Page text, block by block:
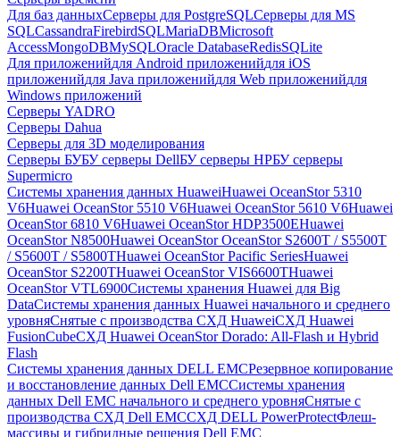
Для баз данныхСерверы для PostgreSQLСерверы для MS
SQLCassandraFirebirdSQLMariaDBMicrosoft
AccessMongoDBMySQLOracle DatabaseRedisSQLite
Для приложенийдля Android приложенийдля iOS
приложенийдля Java приложенийдля Web приложенийдля
Windows приложений
Серверы YADRO
Серверы Dahua
Серверы для 3D моделирования
Серверы БУБУ серверы DellБУ серверы HPБУ серверы
Supermicro
Системы хранения данных HuaweiHuawei OceanStor 5310
V6Huawei OceanStor 5510 V6Huawei OceanStor 5610 V6Huawei
OceanStor 6810 V6Huawei OceanStor HDP3500EHuawei
OceanStor N8500Huawei OceanStor OceanStor S2600T / S5500T
/ S5600T / S5800THuawei OceanStor Pacific SeriesHuawei
OceanStor S2200THuawei OceanStor VIS6600THuawei
OceanStor VTL6900Системы хранения Huawei для Big
DataСистемы хранения данных Huawei начального и среднего
уровняСнятые с производства СХД HuaweiСХД Huawei
FusionCubeСХД Huawei OceanStor Dorado: All-Flash и Hybrid
Flash
Системы хранения данных DELL EMCРезервное копирование
и восстановление данных Dell EMCСистемы хранения
данных Dell EMC начального и среднего уровняСнятые с
производства СХД Dell EMCСХД DELL PowerProtectФлеш-
массивы и гибридные решения Dell EMC